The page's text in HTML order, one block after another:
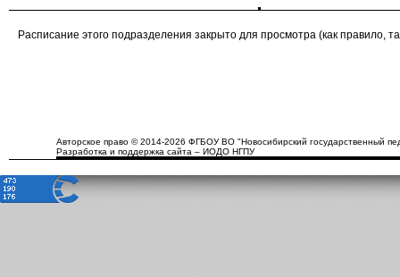
Расписание этого подразделения закрыто для просмотра (как
Авторское право © 2014-2026 ФГБОУ ВО "Новосибирский государственный
Разработка и поддержка сайта – ИОДО НГПУ